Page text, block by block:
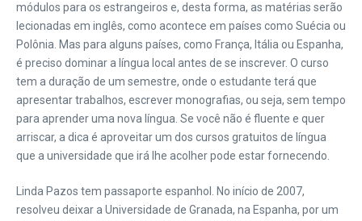
módulos para os estrangeiros e, desta forma, as matérias serão
lecionadas em inglês, como acontece em países como Suécia ou
Polônia. Mas para alguns países, como França, Itália ou Espanha,
é preciso dominar a língua local antes de se inscrever. O curso
tem a duração de um semestre, onde o estudante terá que
apresentar trabalhos, escrever monografias, ou seja, sem tempo
para aprender uma nova língua. Se você não é fluente e quer
arriscar, a dica é aproveitar um dos cursos gratuitos de língua
que a universidade que irá lhe acolher pode estar fornecendo.
Linda Pazos tem passaporte espanhol. No início de 2007,
resolveu deixar a Universidade de Granada, na Espanha, por um